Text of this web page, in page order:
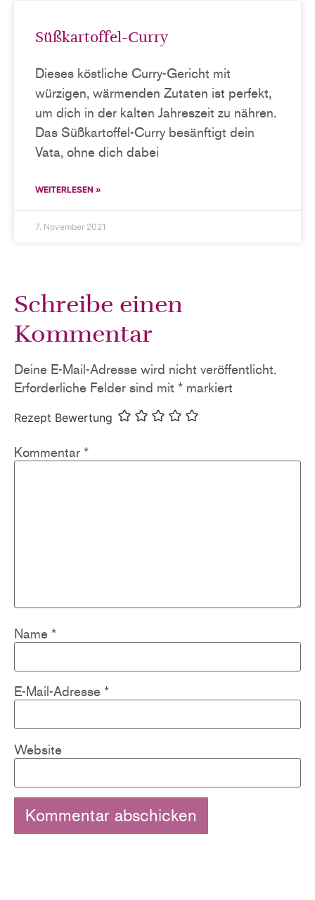
Süßkartoffel-Curry
Dieses köstliche Curry-Gericht mit
würzigen, wärmenden Zutaten ist perfekt,
um dich in der kalten Jahreszeit zu nähren.
Das Süßkartoffel-Curry besänftigt dein
Vata, ohne dich dabei
WEITERLESEN »
7. November 2021
Schreibe einen
Kommentar
Deine E-Mail-Adresse wird nicht veröffentlicht.
Erforderliche Felder sind mit * markiert
Rezept Bewertung
Kommentar *
Name *
E-Mail-Adresse *
Website